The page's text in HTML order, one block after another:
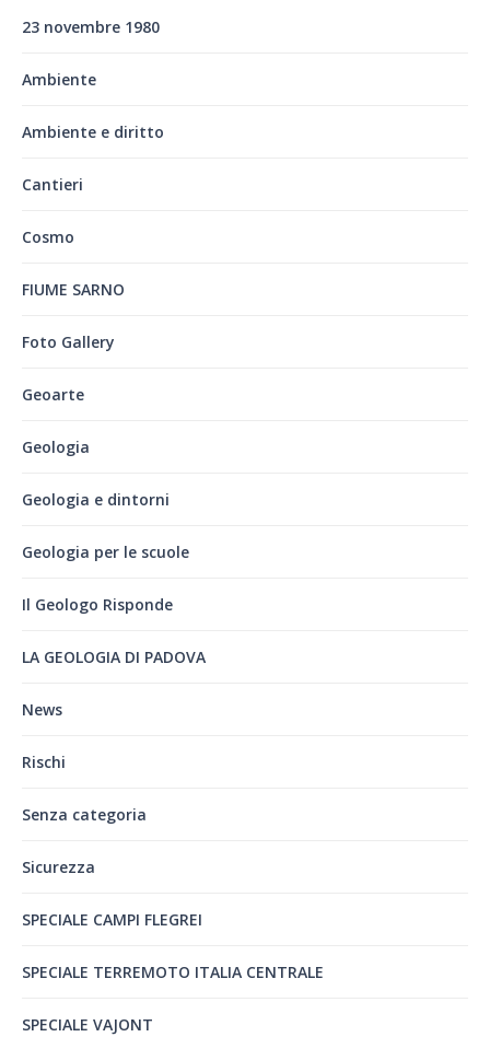
23 novembre 1980
Ambiente
Ambiente e diritto
Cantieri
Cosmo
FIUME SARNO
Foto Gallery
Geoarte
Geologia
Geologia e dintorni
Geologia per le scuole
Il Geologo Risponde
LA GEOLOGIA DI PADOVA
News
Rischi
Senza categoria
Sicurezza
SPECIALE CAMPI FLEGREI
SPECIALE TERREMOTO ITALIA CENTRALE
SPECIALE VAJONT